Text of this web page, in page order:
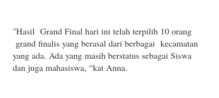
"Hasil Grand Final hari ini telah terpilih 10 orang
grand finalis yang berasal dari berbagai kecamatan
yang ada. Ada yang masih berstatus sebagai Siswa
dan juga mahasiswa, “kat Anna.